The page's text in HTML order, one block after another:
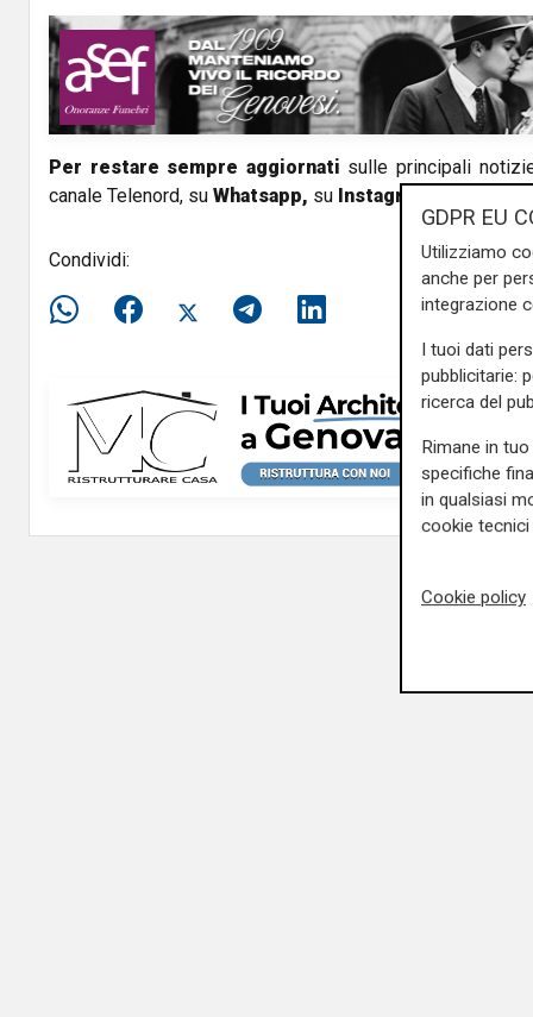
V
d
e
o
Per restare sempre aggiornati sulle principali
canale Telenord, su Whatsapp, su Instagram
Condividi:
GDPR EU
Utilizziamo
anche per
integrazione
I tuoi dati
pubblicitarie:
ricerca del
Rimane in
specifiche
in qualsiasi
cookie tecnici
Cookie policy